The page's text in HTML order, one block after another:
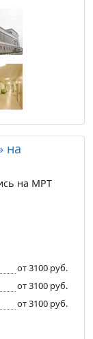
на
на МРТ
от 3100 руб.
от 3100 руб.
от 3100 руб.